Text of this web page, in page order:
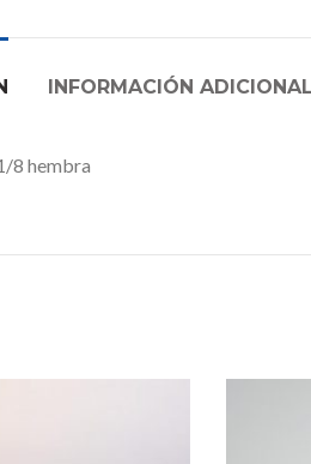
INFORMACIÓN ADICIONAL
8 hembra